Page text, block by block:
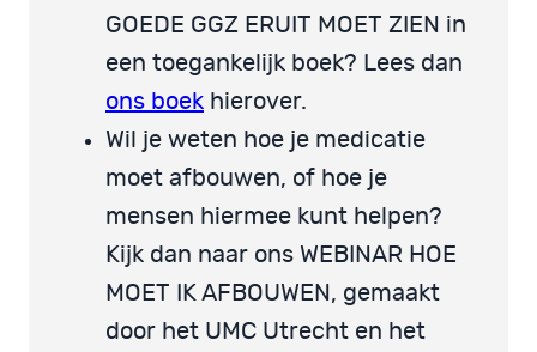
GOEDE GGZ ERUIT MOET ZIEN in
een toegankelijk boek? Lees dan
ons boek hierover.
Wil je weten hoe je medicatie
moet afbouwen, of hoe je
mensen hiermee kunt helpen?
Kijk dan naar ons WEBINAR HOE
MOET IK AFBOUWEN, gemaakt
door het UMC Utrecht en het